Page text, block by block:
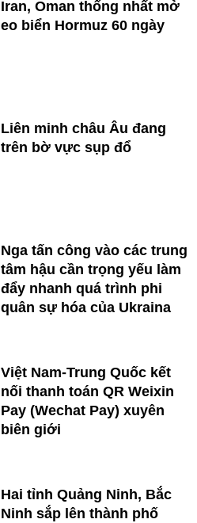
Iran, Oman thống nhất mở
eo biển Hormuz 60 ngày
Liên minh châu Âu đang
trên bờ vực sụp đổ
Nga tấn công vào các trung
tâm hậu cần trọng yếu làm
đẩy nhanh quá trình phi
quân sự hóa của Ukraina
Việt Nam-Trung Quốc kết
nối thanh toán QR Weixin
Pay (Wechat Pay) xuyên
biên giới
Hai tỉnh Quảng Ninh, Bắc
Ninh sắp lên thành phố